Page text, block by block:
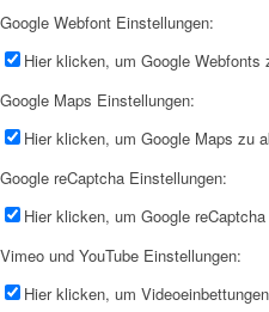
Google Webfont Einstellungen:
Hier klicken, um Google
Google Maps Einstellungen:
Hier klicken, um Google Maps zu
Google reCaptcha Einstellungen:
Hier klicken, um Google
Vimeo und YouTube Einstellungen:
Hier klicken, um